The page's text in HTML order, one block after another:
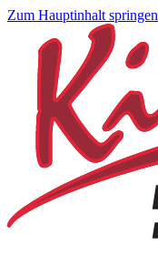
Zum Hauptinhalt springen